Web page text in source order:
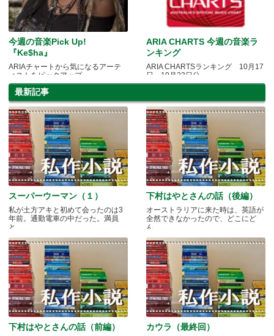
今週の音楽Pick Up!
『Ke$ha』
ARIAチャートから気になるアーテ
ィストをピックアップ
ARIA CHARTS 今週の音楽ラ
ンキング
ARIA CHARTSランキング 10月17
日～10月23日分
最新記事
スーパーウーマン（１）
私が土方アキと初めて会ったのは3
年前。通勤電車の中だった。満員
と.....
下村はやとさんの話（後編）
オーストラリアに来た時は、英語が
全然できなかったので、どこにど
ん.....
下村はやとさんの話（前編） カウラ（最終回）